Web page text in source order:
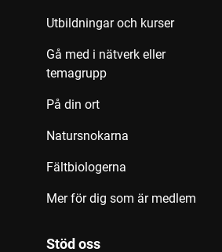
Utbildningar och kurser
Gå med i nätverk eller
temagrupp
På din ort
Natursnokarna
Fältbiologerna
Mer för dig som är medlem
Stöd oss